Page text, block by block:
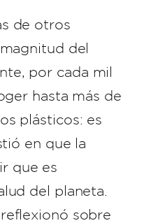
de otros
del
por cada mil
hasta más de
plásticos: es
en que la
que es
del planeta.
sobre